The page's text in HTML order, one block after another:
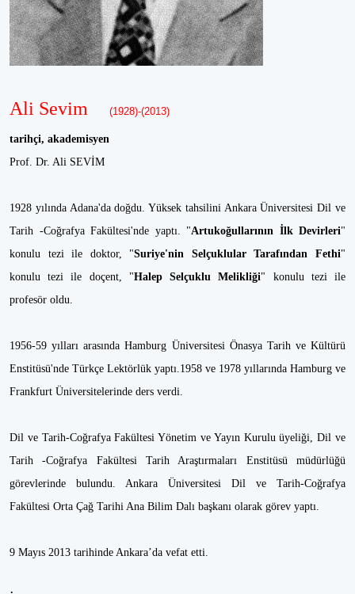
Ali Sevim (1928)-(2013)
tarihçi, akademisyen
Prof. Dr. Ali SEVİM
1928 yılında Adana'da doğdu. Yüksek tahsilini Ankara Üniversitesi Dil ve
Tarih -Coğrafya Fakültesi'nde yaptı. "Artukoğullarının İlk Devirleri"
konulu tezi ile doktor, "Suriye'nin Selçuklular Tarafından Fethi"
konulu tezi ile doçent, "Halep Selçuklu Melikliği" konulu tezi ile
profesör oldu.
1956-59 yılları arasında Hamburg Üniversitesi Önasya Tarih ve Kültürü
Enstitüsü'nde Türkçe Lektörlük yaptı.1958 ve 1978 yıllarında Hamburg ve
Frankfurt Üniversitelerinde ders verdi.
Dil ve Tarih-Coğrafya Fakültesi Yönetim ve Yayın Kurulu üyeliği, Dil ve
Tarih -Coğrafya Fakültesi Tarih Araştırmaları Enstitüsü müdürlüğü
görevlerinde bulundu. Ankara Üniversitesi Dil ve Tarih-Coğrafya
Fakültesi Orta Çağ Tarihi Ana Bilim Dalı başkanı olarak görev yaptı.
9 Mayıs 2013 tarihinde Ankara’da vefat etti.